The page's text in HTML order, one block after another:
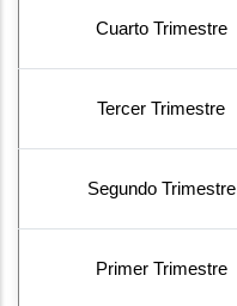
Cuarto Trimestre
Tercer Trimestre
Segundo Trimestre
Primer Trimestre